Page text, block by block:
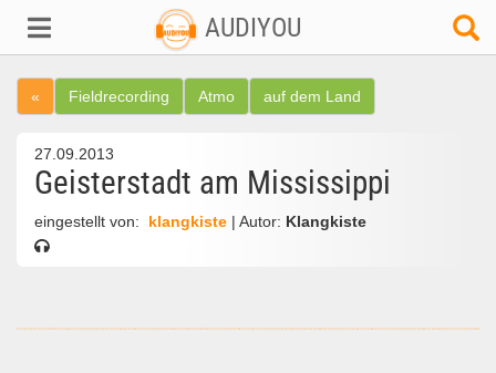
AUDIYOU
« Fieldrecording Atmo auf dem Land
27.09.2013
Geisterstadt am Mississippi
eingestellt von: klangkiste | Autor: Klangkiste